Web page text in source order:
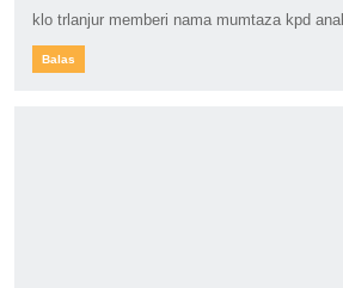
klo trlanjur memberi nama mumtaza kpd
Balas